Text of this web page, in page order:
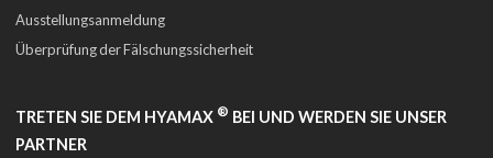
Ausstellungsanmeldung
Überprüfung der Fälschungssicherheit
TRETEN SIE DEM HYAMAX ® BEI UND WERDEN SIE UNSER
PARTNER